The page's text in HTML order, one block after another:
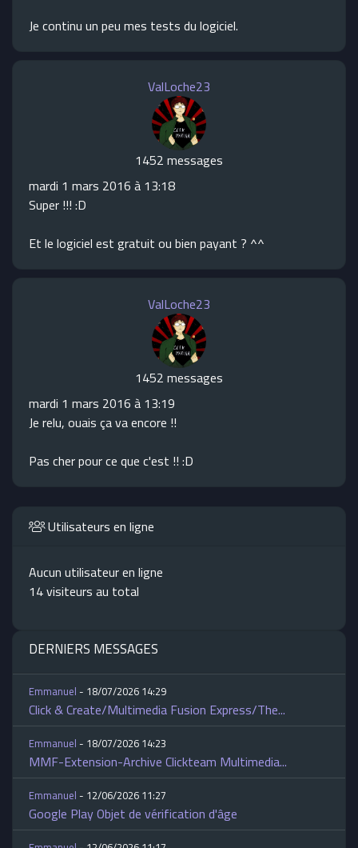
Je continu un peu mes tests du logiciel.
ValLoche23
1452 messages
mardi 1 mars 2016 à 13:18
Super !!! :D
Et le logiciel est gratuit ou bien payant ? ^^
ValLoche23
1452 messages
mardi 1 mars 2016 à 13:19
Je relu, ouais ça va encore !!
Pas cher pour ce que c'est !! :D
Utilisateurs en ligne
Aucun utilisateur en ligne
14 visiteurs au total
DERNIERS MESSAGES
Emmanuel- 18/07/2026 14:29
Click & Create/Multimedia Fusion Express/The...
Emmanuel- 18/07/2026 14:23
MMF-Extension-Archive Clickteam Multimedia...
Emmanuel- 12/06/2026 11:27
Google Play Objet de vérification d'âge